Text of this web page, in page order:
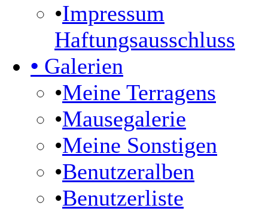
•Impressum
Haftungsausschluss
• Galerien
•Meine Terragens
•Mausegalerie
•Meine Sonstigen
•Benutzeralben
•Benutzerliste